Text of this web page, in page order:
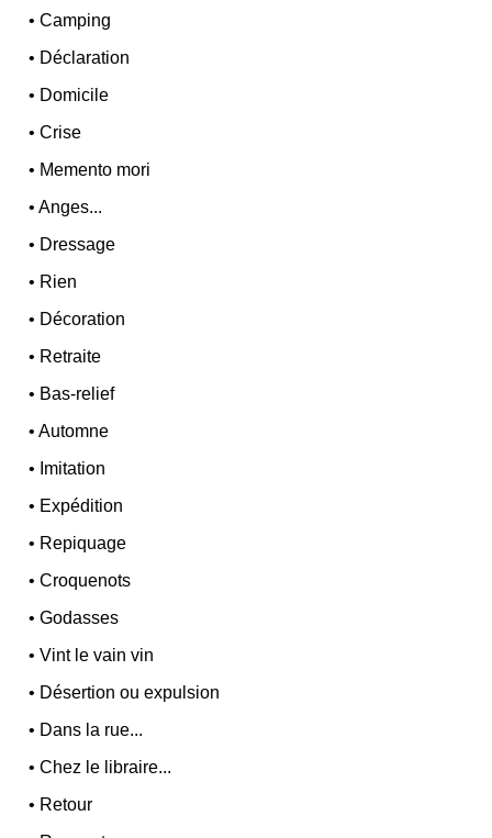
•Camping
• Déclaration
• Domicile
•Crise
• Memento mori
•Anges...
• Dressage
• Rien
• Décoration
• Retraite
• Bas-relief
•Automne
• Imitation
• Expédition
• Repiquage
•Croquenots
•Godasses
•Vint le vain vin
• Désertion ou expulsion
• Dans la rue...
•Chez le libraire...
• Retour